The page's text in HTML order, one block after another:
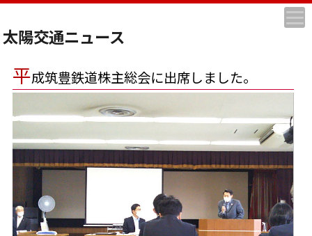
太陽交通ニュース
平成筑豊鉄道株主総会に出席しました。